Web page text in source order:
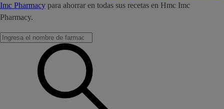
Imc Pharmacy para ahorrar en todas sus recetas en Hmc Imc
Pharmacy.